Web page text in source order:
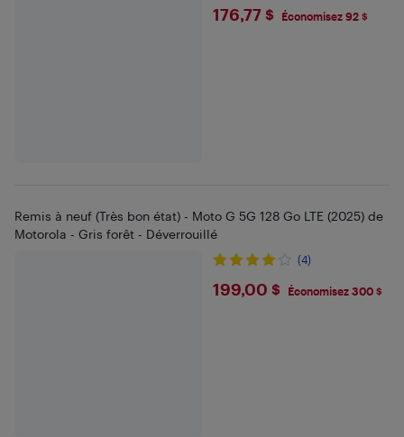
$176.77
176,77 $ Économisez 92 $
Remis à neuf (Très bon état) - Moto G 5G 128 Go LTE (2025) de
Motorola - Gris forêt - Déverrouillé
(4)
$199
199,00 $ Économisez 300 $